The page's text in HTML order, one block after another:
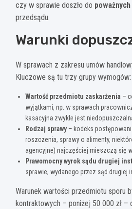
czy w sprawie doszło do
przedsądu.
Warunki
W sprawach z zakresu umów
Kluczowe są tu trzy grupy wymogów:
Wartość przedmiotu zaskarżenia –
wyjątkami, np. w sprawach
kasacyjna zwykle jest
Rodzaj sprawy– kodeks
roszczenia, sprawy o alimenty,
agencyjne) najczęściej mieszczą się
Prawomocny wyrok sądu drugiej
sprawie, wydanego przez sąd drugiej
Warunek wartości przedmiotu sporu
kontraktowych – poniżej 50 000 zł